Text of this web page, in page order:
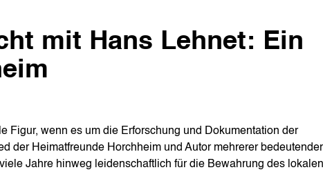
mit Hans Lehnet: Ein
Figur, wenn es um die Erforschung und Dokumentation der
der Heimatfreunde Horchheim und Autor mehrerer bedeutender
Jahre hinweg leidenschaftlich für die Bewahrung des lokalen